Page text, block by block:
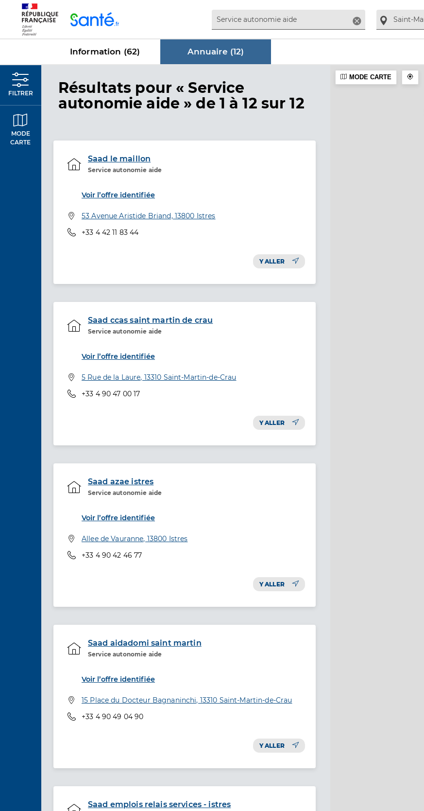
Supprimer
Information (62) Annuaire (12)
FILTRER
MODE
CARTE
Résultats dans Annuaire
pour « Service
autonomie aide » de 1 à 12 sur 12
Saad le maillon
Service autonomie aide
Etablissement de soins
Voir l’offre identifiée
Adresse
53 Avenue Aristide Briand, 13800 Istres
Téléphone
+33 4 42 11 83 44
Y ALLER
Saad ccas saint martin de crau
Service autonomie aide
Etablissement de soins
Voir l’offre identifiée
Adresse
5 Rue de la Laure, 13310 Saint-Martin-de-Crau
Téléphone
+33 4 90 47 00 17
Y ALLER
Saad azae istres
Service autonomie aide
Etablissement de soins
Voir l’offre identifiée
Adresse
Allee de Vauranne, 13800 Istres
Téléphone
+33 4 90 42 46 77
Y ALLER
Saad aidadomi saint martin
Service autonomie aide
Etablissement de soins
Voir l’offre identifiée
Adresse
15 Place du Docteur Bagnaninchi, 13310 Saint-Martin-de-Crau
Téléphone
+33 4 90 49 04 90
Y ALLER
Saad emplois relais services - istres
MODE CARTE
Panneau de gestion des cookies